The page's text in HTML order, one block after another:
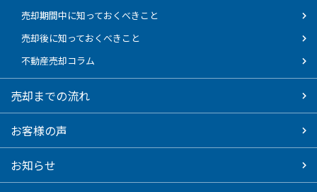
売却期間中に知っておくべきこと
売却後に知っておくべきこと
不動産売却コラム
売却までの流れ
お客様の声
お知らせ